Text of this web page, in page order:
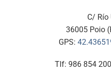
C/ Río
36005 Poio
GPS:
Tlf: 986 854